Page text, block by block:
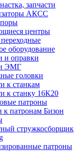
запчасти
АКСС
центры
оборудование
и оправки
ЭМГ
головки
к станкам
к станку 16К20
патроны
к патронам Бизон
стружкосборщик
патроны